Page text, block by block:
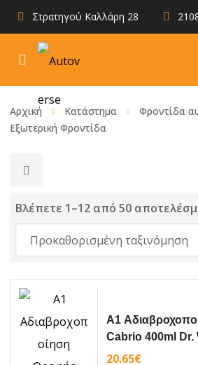
Στρατηγού Καλλάρη 28
Αρχική Κατάστημα
Φροντίδα
Εξωτερική Φροντίδα
Βλέπετε 1–12 από 50
A1
Cabrio 400ml Dr.
20.65€